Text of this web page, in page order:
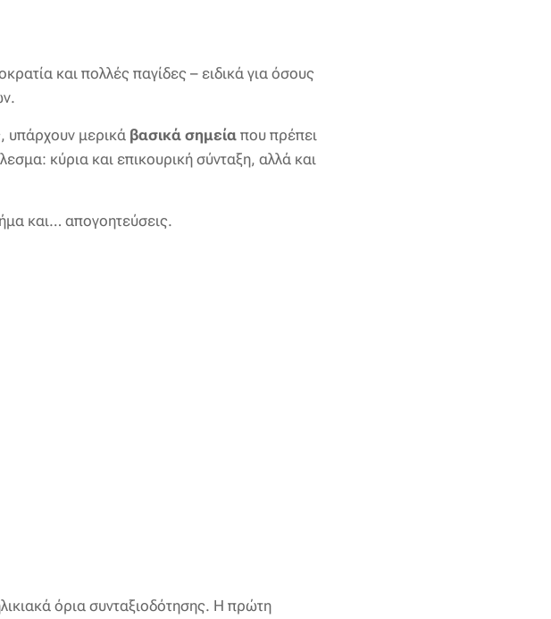
και πολλές παγίδες – ειδικά για όσους
υπάρχουν μερικά βασικά σημεία που πρέπει
κύρια και επικουρική σύνταξη, αλλά και
και… απογοητεύσεις.
όρια συνταξιοδότησης. Η πρώτη